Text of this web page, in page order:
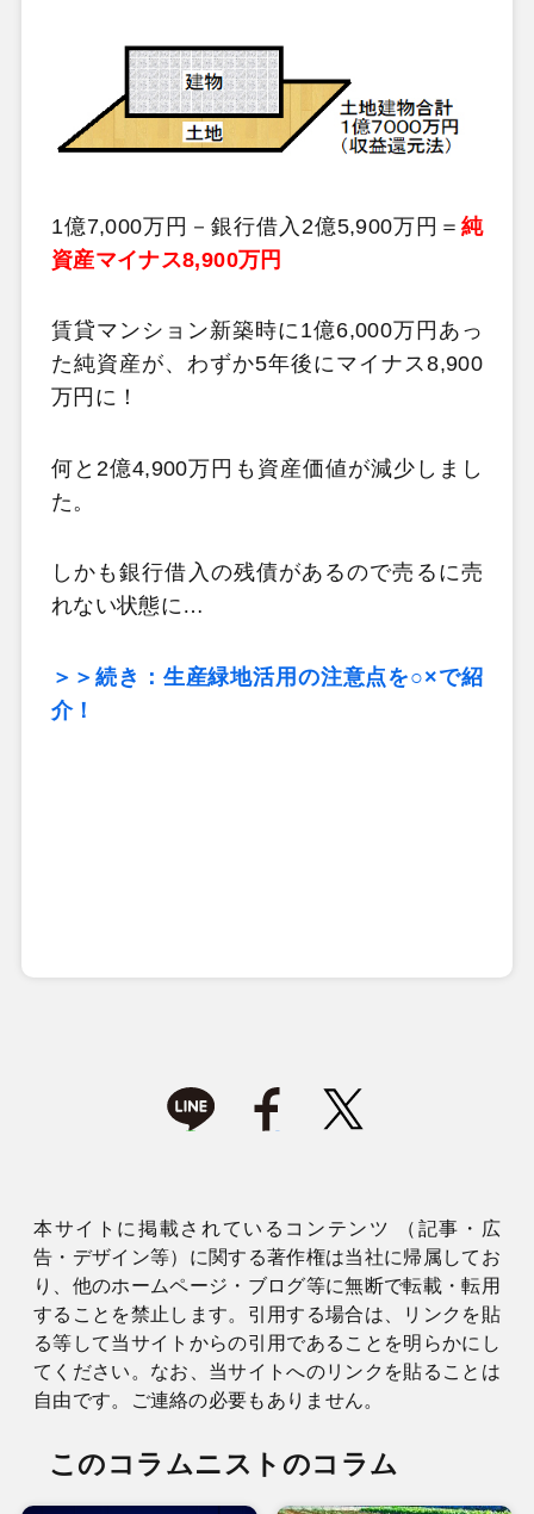
1億7,000万円－銀行借入2億5,900万円＝ 純
資産マイナス8,900万円
賃貸マンション新築時に1億6,000万円あっ
た純資産が、わずか5年後にマイナス8,900
万円に！
何と2億4,900万円も資産価値が減少しまし
た。
しかも銀行借入の残債があるので売るに売
れない状態に…
＞＞続き：生産緑地活用の注意点を○×で紹
介！
本サイトに掲載されているコンテンツ （記事・広
告・デザイン等）に関する著作権は当社に帰属してお
り、他のホームページ・ブログ等に無断で転載・転用
することを禁止します。引用する場合は、リンクを貼
る等して当サイトからの引用であることを明らかにし
てください。なお、当サイトへのリンクを貼ることは
自由です。ご連絡の必要もありません。
このコラムニストのコラム